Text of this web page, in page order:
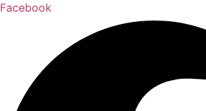
Facebook